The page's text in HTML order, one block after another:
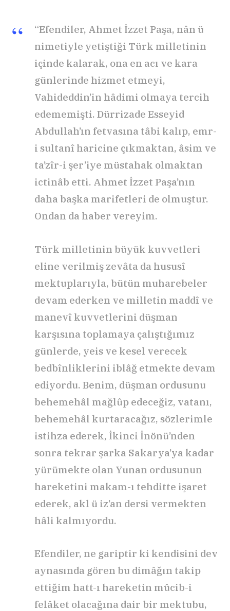
“Efendiler, Ahmet İzzet Paşa, nân ü
nimetiyle yetiştiği Türk milletinin
içinde kalarak, ona en acı ve kara
günlerinde hizmet etmeyi,
Vahideddin’in hâdimi olmaya tercih
edememişti. Dürrizade Esseyid
Abdullah’ın fetvasına tâbi kalıp, emr-
i sultanî haricine çıkmaktan, âsim ve
ta’zîr-i şer’iye müstahak olmaktan
ictinâb etti. Ahmet İzzet Paşa’nın
daha başka marifetleri de olmuştur.
Ondan da haber vereyim.
Türk milletinin büyük kuvvetleri
eline verilmiş zevâta da hususî
mektuplarıyla, bütün muharebeler
devam ederken ve milletin maddî ve
manevî kuvvetlerini düşman
karşısına toplamaya çalıştığımız
günlerde, yeis ve kesel verecek
bedbînliklerini iblâğ etmekte devam
ediyordu. Benim, düşman ordusunu
behemehâl mağlûp edeceğiz, vatanı,
behemehâl kurtaracağız, sözlerimle
istihza ederek, İkinci İnönü’nden
sonra tekrar şarka Sakarya’ya kadar
yürümekte olan Yunan ordusunun
hareketini makam-ı tehditte işaret
ederek, akl ü iz’an dersi vermekten
hâli kalmıyordu.
Efendiler, ne gariptir ki kendisini dev
aynasında gören bu dimâğın takip
ettiğim hatt-ı hareketin mûcib-i
felâket olacağına dair bir mektubu,